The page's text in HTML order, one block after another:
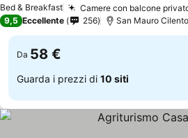
Bed & Breakfast Camere con balcone
9,5 Eccellente 256 San Mauro
Da 58 €
Guarda i prezzi di 10 siti